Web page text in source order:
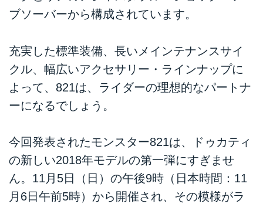
ブソーバーから構成されています。
充実した標準装備、長いメインテナンスサイ
クル、幅広いアクセサリー・ラインナップに
よって、821は、ライダーの理想的なパートナ
ーになるでしょう。
今回発表されたモンスター821は、ドゥカティ
の新しい2018年モデルの第一弾にすぎませ
ん。11月5日（日）の午後9時（日本時間：11
月6日午前5時）から開催され、その模様がラ